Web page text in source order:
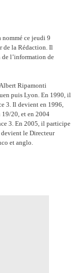
nommé ce jeudi 9
de la Rédaction. Il
l’information de
Ripamonti
puis Lyon. En 1990, il
3. Il devient en 1996,
19/20, et en 2004
3. En 2005, il participe
le Directeur
et anglo.